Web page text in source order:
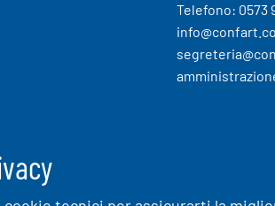
Telefono: 0573